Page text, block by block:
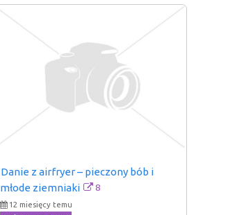
Danie z airfryer – pieczony bób i
młode ziemniaki
8
12 miesięcy temu